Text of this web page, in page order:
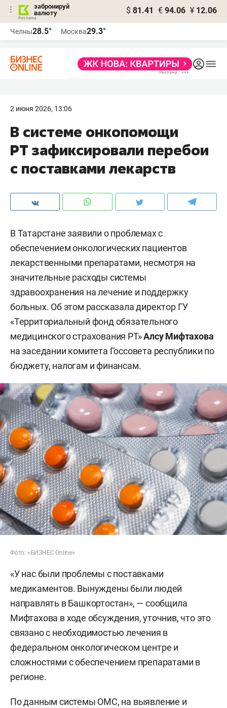
забронируй
валюту
$ 81.41 € 94.06 ¥ 12.06
Челны28.5° Москва29.3°
2 июня 2026, 13:06
В системе онкопомощи
РТ зафиксировали перебои
с поставками лекарств
В Татарстане заявили о проблемах с
обеспечением онкологических пациентов
лекарственными препаратами, несмотря на
значительные расходы системы
здравоохранения на лечение и поддержку
больных. Об этом рассказала директор ГУ
«Территориальный фонд обязательного
медицинского страхования РТ»Алсу Мифтахова
на заседании комитета Госсовета республики по
бюджету, налогам и финансам.
Фото: «БИЗНЕС Online»
«У нас были проблемы с поставками
медикаментов. Вынуждены были людей
направлять в Башкортостан», — сообщила
Мифтахова в ходе обсуждения, уточнив, что это
связано с необходимостью лечения в
федеральном онкологическом центре и
сложностями с обеспечением препаратами в
регионе.
По данным системы ОМС, на выявление и